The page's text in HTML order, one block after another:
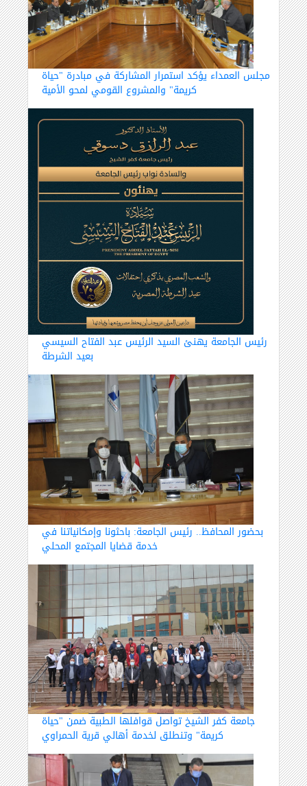
مجلس العمداء يؤكد استمرار المشاركة في مبادرة "حياة
كريمة" والمشروع القومي لمحو الأمية
رئيس الجامعة يهنئ السيد الرئيس عبد الفتاح السيسي
بعيد الشرطة
بحضور المحافظ.. رئيس الجامعة: باحثونا وإمكانياتنا في
خدمة قضايا المجتمع المحلي
جامعة كفر الشيخ تواصل قوافلها الطبية ضمن "حياة
كريمة" وتنطلق لخدمة أهالي قرية الحمراوي